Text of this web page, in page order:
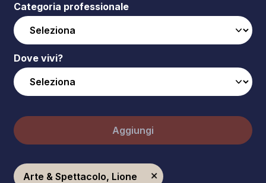
Categoria professionale
Dove vivi?
Aggiungi
Arte & Spettacolo, Lione